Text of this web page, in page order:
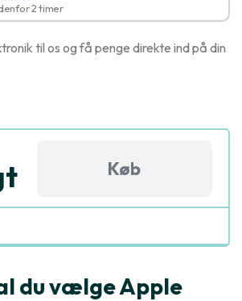
2 timer
til os og få penge direkte ind på din
Køb
du vælge Apple